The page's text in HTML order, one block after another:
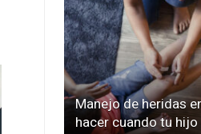
Manejo de heridas
hacer cuando tu